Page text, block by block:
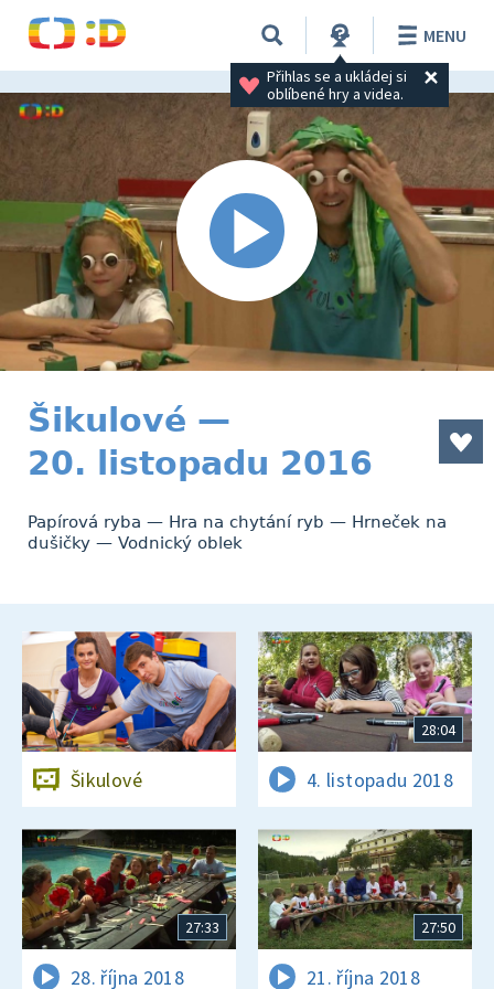
Přihlas se a ukládej si
oblíbené hry a videa.
MENU
Šikulové —
20. listopadu 2016
Papírová ryba — Hra na chytání ryb — Hrneček na
dušičky — Vodnický oblek
Šikulové
28:04
4. listopadu 2018
27:33
28. října 2018
27:50
21. října 2018